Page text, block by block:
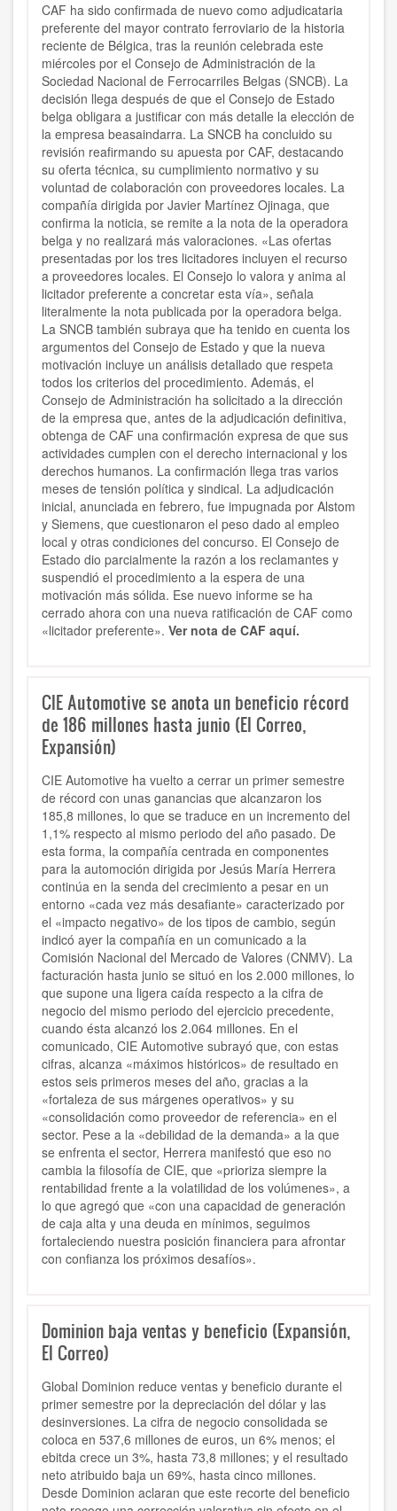
CAF ha sido confirmada de nuevo como adjudicataria
preferente del mayor contrato ferroviario de la historia
reciente de Bélgica, tras la reunión celebrada este
miércoles por el Consejo de Administración de la
Sociedad Nacional de Ferrocarriles Belgas (SNCB). La
decisión llega después de que el Consejo de Estado
belga obligara a justificar con más detalle la elección de
la empresa beasaindarra. La SNCB ha concluido su
revisión reafirmando su apuesta por CAF, destacando
su oferta técnica, su cumplimiento normativo y su
voluntad de colaboración con proveedores locales. La
compañía dirigida por Javier Martínez Ojinaga, que
confirma la noticia, se remite a la nota de la operadora
belga y no realizará más valoraciones. «Las ofertas
presentadas por los tres licitadores incluyen el recurso
a proveedores locales. El Consejo lo valora y anima al
licitador preferente a concretar esta vía», señala
literalmente la nota publicada por la operadora belga.
La SNCB también subraya que ha tenido en cuenta los
argumentos del Consejo de Estado y que la nueva
motivación incluye un análisis detallado que respeta
todos los criterios del procedimiento. Además, el
Consejo de Administración ha solicitado a la dirección
de la empresa que, antes de la adjudicación definitiva,
obtenga de CAF una confirmación expresa de que sus
actividades cumplen con el derecho internacional y los
derechos humanos. La confirmación llega tras varios
meses de tensión política y sindical. La adjudicación
inicial, anunciada en febrero, fue impugnada por Alstom
y Siemens, que cuestionaron el peso dado al empleo
local y otras condiciones del concurso. El Consejo de
Estado dio parcialmente la razón a los reclamantes y
suspendió el procedimiento a la espera de una
motivación más sólida. Ese nuevo informe se ha
cerrado ahora con una nueva ratificación de CAF como
«licitador preferente». Ver nota de CAF aquí.
CIE Automotive se anota un beneficio récord
de 186 millones hasta junio (El Correo,
Expansión)
CIE Automotive ha vuelto a cerrar un primer semestre
de récord con unas ganancias que alcanzaron los
185,8 millones, lo que se traduce en un incremento del
1,1% respecto al mismo periodo del año pasado. De
esta forma, la compañía centrada en componentes
para la automoción dirigida por Jesús María Herrera
continúa en la senda del crecimiento a pesar en un
entorno «cada vez más desafiante» caracterizado por
el «impacto negativo» de los tipos de cambio, según
indicó ayer la compañía en un comunicado a la
Comisión Nacional del Mercado de Valores (CNMV). La
facturación hasta junio se situó en los 2.000 millones, lo
que supone una ligera caída respecto a la cifra de
negocio del mismo periodo del ejercicio precedente,
cuando ésta alcanzó los 2.064 millones. En el
comunicado, CIE Automotive subrayó que, con estas
cifras, alcanza «máximos históricos» de resultado en
estos seis primeros meses del año, gracias a la
«fortaleza de sus márgenes operativos» y su
«consolidación como proveedor de referencia» en el
sector. Pese a la «debilidad de la demanda» a la que
se enfrenta el sector, Herrera manifestó que eso no
cambia la filosofía de CIE, que «prioriza siempre la
rentabilidad frente a la volatilidad de los volúmenes», a
lo que agregó que «con una capacidad de generación
de caja alta y una deuda en mínimos, seguimos
fortaleciendo nuestra posición financiera para afrontar
con confianza los próximos desafíos».
Dominion baja ventas y beneficio (Expansión,
El Correo)
Global Dominion reduce ventas y beneficio durante el
primer semestre por la depreciación del dólar y las
desinversiones. La cifra de negocio consolidada se
coloca en 537,6 millones de euros, un 6% menos; el
ebitda crece un 3%, hasta 73,8 millones; y el resultado
neto atribuido baja un 69%, hasta cinco millones.
Desde Dominion aclaran que este recorte del beneficio